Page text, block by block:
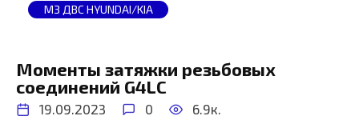
МЗ ДВС HYUNDAI/KIA
Моменты затяжки резьбовых
соединений G4LC
19.09.2023 0 6.9к.